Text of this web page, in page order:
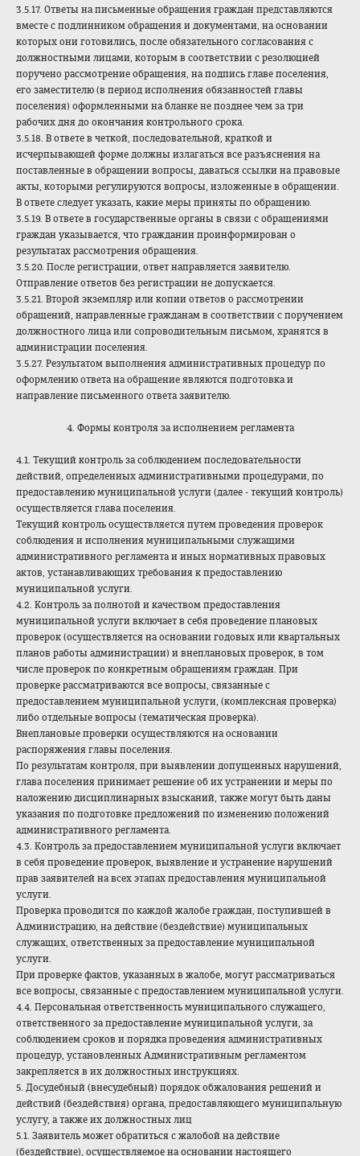
3.5.17. Ответы на письменные обращения граждан представляются
вместе с подлинником обращения и документами, на основании
которых они готовились, после обязательного согласования с
должностными лицами, которым в соответствии с резолюцией
поручено рассмотрение обращения, на подпись главе поселения,
его заместителю (в период исполнения обязанностей главы
поселения) оформленными на бланке не позднее чем за три
рабочих дня до окончания контрольного срока.
3.5.18. В ответе в четкой, последовательной, краткой и
исчерпывающей форме должны излагаться все разъяснения на
поставленные в обращении вопросы, даваться ссылки на правовые
акты, которыми регулируются вопросы, изложенные в обращении.
В ответе следует указать, какие меры приняты по обращению.
3.5.19. В ответе в государственные органы в связи с обращениями
граждан указывается, что гражданин проинформирован о
результатах рассмотрения обращения.
3.5.20. После регистрации, ответ направляется заявителю.
Отправление ответов без регистрации не допускается.
3.5.21. Второй экземпляр или копии ответов о рассмотрении
обращений, направленные гражданам в соответствии с поручением
должностного лица или сопроводительным письмом, хранятся в
администрации поселения.
3.5.27. Результатом выполнения административных процедур по
оформлению ответа на обращение являются подготовка и
направление письменного ответа заявителю.
4. Формы контроля за исполнением регламента
4.1. Текущий контроль за соблюдением последовательности
действий, определенных административными процедурами, по
предоставлению муниципальной услуги (далее - текущий контроль)
осуществляется глава поселения.
Текущий контроль осуществляется путем проведения проверок
соблюдения и исполнения муниципальными служащими
административного регламента и иных нормативных правовых
актов, устанавливающих требования к предоставлению
муниципальной услуги.
4.2. Контроль за полнотой и качеством предоставления
муниципальной услуги включает в себя проведение плановых
проверок (осуществляется на основании годовых или квартальных
планов работы администрации) и внеплановых проверок, в том
числе проверок по конкретным обращениям граждан. При
проверке рассматриваются все вопросы, связанные с
предоставлением муниципальной услуги, (комплексная проверка)
либо отдельные вопросы (тематическая проверка).
Внеплановые проверки осуществляются на основании
распоряжения главы поселения.
По результатам контроля, при выявлении допущенных нарушений,
глава поселения принимает решение об их устранении и меры по
наложению дисциплинарных взысканий, также могут быть даны
указания по подготовке предложений по изменению положений
административного регламента.
4.3. Контроль за предоставлением муниципальной услуги включает
в себя проведение проверок, выявление и устранение нарушений
прав заявителей на всех этапах предоставления муниципальной
услуги.
Проверка проводится по каждой жалобе граждан, поступившей в
Администрацию, на действие (бездействие) муниципальных
служащих, ответственных за предоставление муниципальной
услуги.
При проверке фактов, указанных в жалобе, могут рассматриваться
все вопросы, связанные с предоставлением муниципальной услуги.
4.4. Персональная ответственность муниципального служащего,
ответственного за предоставление муниципальной услуги, за
соблюдением сроков и порядка проведения административных
процедур, установленных Административным регламентом
закрепляется в их должностных инструкциях.
5. Досудебный (внесудебный) порядок обжалования решений и
действий (бездействия) органа, предоставляющего муниципальную
услугу, а также их должностных лиц
5.1. Заявитель может обратиться с жалобой на действие
(бездействие), осуществляемое на основании настоящего